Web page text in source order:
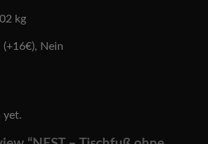
kg
(+16€), Nein
yet.